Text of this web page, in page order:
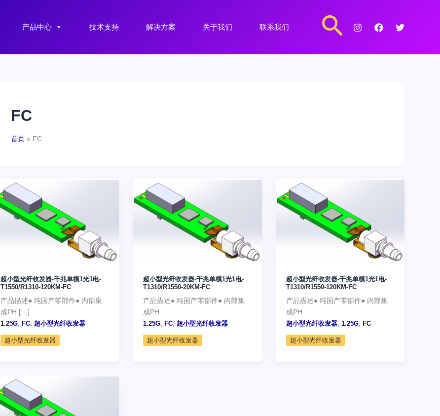
产品中心 技术支持 解决方案 关于我们 联系我们
搜
索
FC
首页 FC
超小型光纤收发器-千兆单模1光1电-
T1550/R1310-120KM-FC
产品描述● 纯国产零部件● 内部集
成PH […]
1.25G, FC, 超小型光纤收发器
超小型光纤收发器
超小型光纤收发器-千兆单模1光1电-
T1310/R1550-20KM-FC
产品描述● 纯国产零部件● 内部集
成PH
1.25G,FC,超小型光纤收发器
超小型光纤收发器
超小型光纤收发器-千兆单模1光1电-
T1310/R1550-120KM-FC
产品描述● 纯国产零部件● 内部集
成PH
超小型光纤收发器, 1.25G, FC
超小型光纤收发器